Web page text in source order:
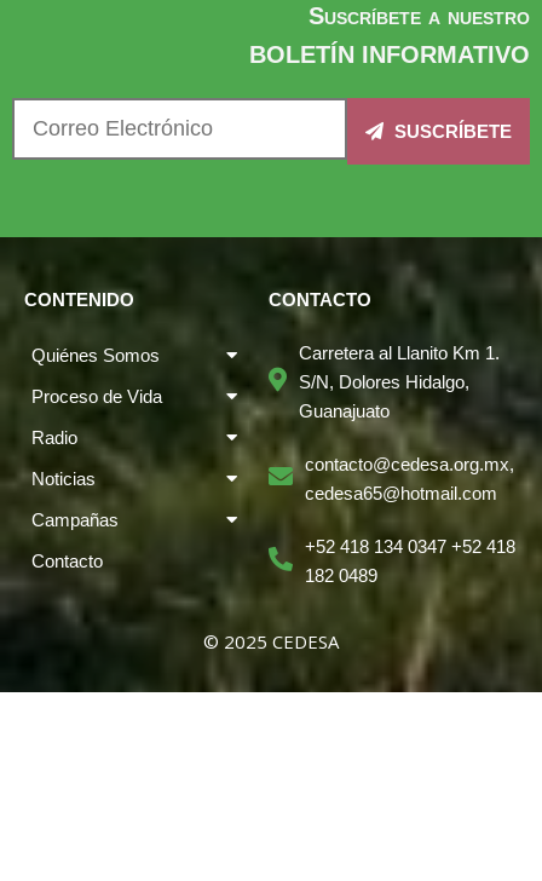
Suscríbete a nuestro
BOLETÍN INFORMATIVO
SUSCRÍBETE
CONTENIDO
Quiénes Somos
Proceso de Vida
Radio
Noticias
Campañas
Contacto
CONTACTO
Carretera al Llanito Km 1.
S/N, Dolores Hidalgo,
Guanajuato
contacto@cedesa.org.mx,
cedesa65@hotmail.com
+52 418 134 0347 +52 418
182 0489
© 2025 CEDESA